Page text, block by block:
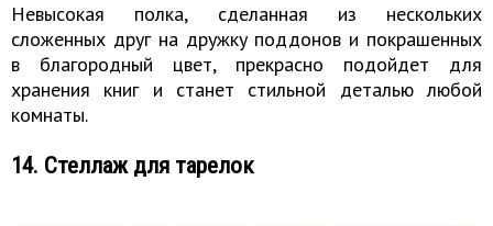
Невысокая полка, сделанная из нескольких
сложенных друг на дружку поддонов и покрашенных
в благородный цвет, прекрасно подойдет для
хранения книг и станет стильной деталью любой
комнаты.
14. Стеллаж для тарелок